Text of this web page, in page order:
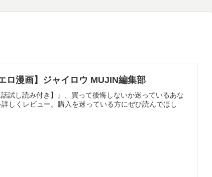
ロ漫画】ジャイロウ MUJIN編集部
試し読み付き】』、買って後悔しないか迷っているあな
しくレビュー。購入を迷っている方にぜひ読んでほし